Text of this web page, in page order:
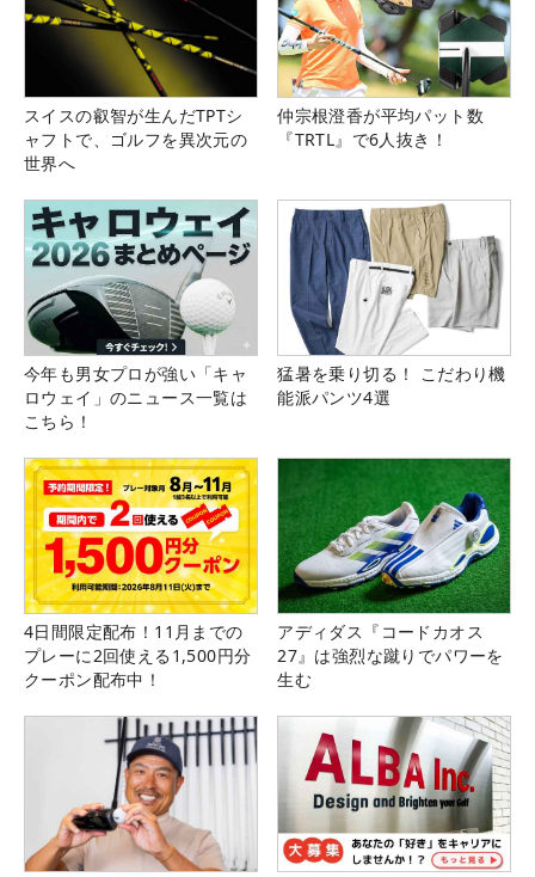
スイスの叡智が生んだTPTシ
ャフトで、ゴルフを異次元の
世界へ
仲宗根澄香が平均パット数
『TRTL』で6人抜き！
今年も男女プロが強い「キャ
ロウェイ」のニュース一覧は
こちら！
猛暑を乗り切る！ こだわり機
能派パンツ4選
4日間限定配布！11月までの
プレーに2回使える1,500円分
クーポン配布中！
アディダス『コードカオス
27』は強烈な蹴りでパワーを
生む